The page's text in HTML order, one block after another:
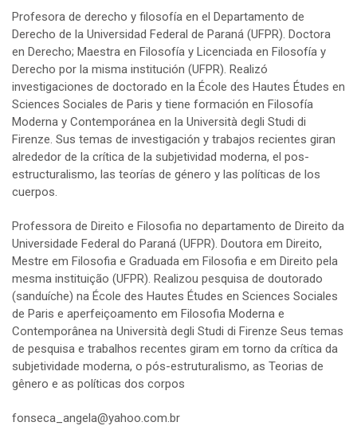
Profesora de derecho y filosofía en el Departamento de
Derecho de la Universidad Federal de Paraná (UFPR). Doctora
en Derecho; Maestra en Filosofía y Licenciada en Filosofía y
Derecho por la misma institución (UFPR). Realizó
investigaciones de doctorado en la École des Hautes Études en
Sciences Sociales de Paris y tiene formación en Filosofía
Moderna y Contemporánea en la Università degli Studi di
Firenze. Sus temas de investigación y trabajos recientes giran
alrededor de la crítica de la subjetividad moderna, el pos-
estructuralismo, las teorías de género y las políticas de los
cuerpos.
Professora de Direito e Filosofia no departamento de Direito da
Universidade Federal do Paraná (UFPR). Doutora em Direito,
Mestre em Filosofia e Graduada em Filosofia e em Direito pela
mesma instituição (UFPR). Realizou pesquisa de doutorado
(sanduíche) na École des Hautes Études en Sciences Sociales
de Paris e aperfeiçoamento em Filosofia Moderna e
Contemporânea na Università degli Studi di Firenze Seus temas
de pesquisa e trabalhos recentes giram em torno da crítica da
subjetividade moderna, o pós-estruturalismo, as Teorias de
gênero e as políticas dos corpos
fonseca_angela@yahoo.com.br